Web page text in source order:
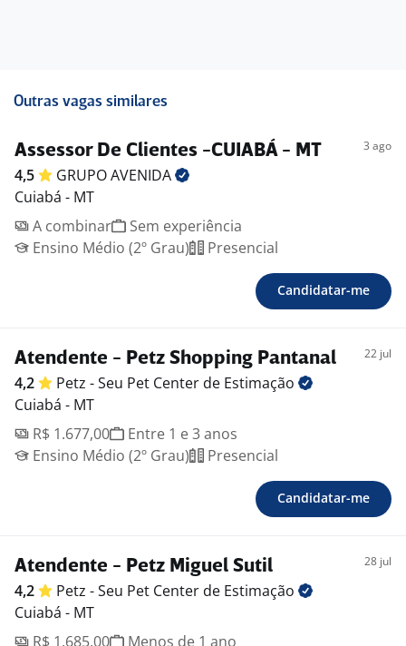
Outras vagas similares
Assessor De Clientes -CUIABÁ - MT 3 ago
4,5 GRUPOAVENIDA
Cuiabá - MT
A combinar
Sem experiência
Ensino Médio (2º Grau)
Presencial
Candidatar-me
Atendente - Petz Shopping Pantanal 22 jul
4,2 Petz - Seu Pet Center de Estimação
Cuiabá - MT
R$ 1.677,00
Entre 1 e 3 anos
Ensino Médio (2º Grau)
Presencial
Candidatar-me
Atendente - Petz Miguel Sutil 28 jul
4,2 Petz - Seu Pet Center de Estimação
Cuiabá - MT
R$ 1.685,00
Menos de 1 ano